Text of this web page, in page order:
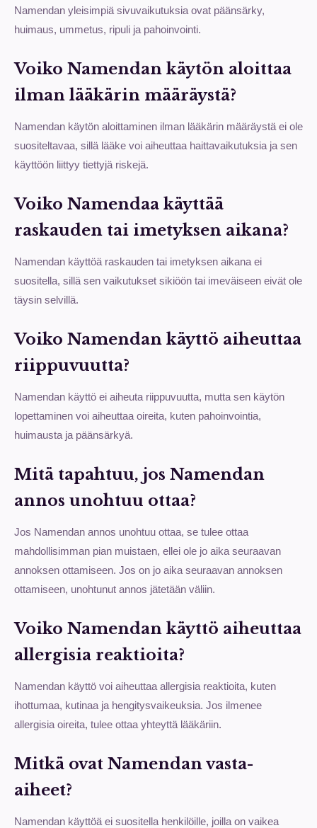
Namendan yleisimpiä sivuvaikutuksia ovat päänsärky,
huimaus, ummetus, ripuli ja pahoinvointi.
Voiko Namendan käytön aloittaa
ilman lääkärin määräystä?
Namendan käytön aloittaminen ilman lääkärin määräystä ei ole
suositeltavaa, sillä lääke voi aiheuttaa haittavaikutuksia ja sen
käyttöön liittyy tiettyjä riskejä.
Voiko Namendaa käyttää
raskauden tai imetyksen aikana?
Namendan käyttöä raskauden tai imetyksen aikana ei
suositella, sillä sen vaikutukset sikiöön tai imeväiseen eivät ole
täysin selvillä.
Voiko Namendan käyttö aiheuttaa
riippuvuutta?
Namendan käyttö ei aiheuta riippuvuutta, mutta sen käytön
lopettaminen voi aiheuttaa oireita, kuten pahoinvointia,
huimausta ja päänsärkyä.
Mitä tapahtuu, jos Namendan
annos unohtuu ottaa?
Jos Namendan annos unohtuu ottaa, se tulee ottaa
mahdollisimman pian muistaen, ellei ole jo aika seuraavan
annoksen ottamiseen. Jos on jo aika seuraavan annoksen
ottamiseen, unohtunut annos jätetään väliin.
Voiko Namendan käyttö aiheuttaa
allergisia reaktioita?
Namendan käyttö voi aiheuttaa allergisia reaktioita, kuten
ihottumaa, kutinaa ja hengitysvaikeuksia. Jos ilmenee
allergisia oireita, tulee ottaa yhteyttä lääkäriin.
Mitkä ovat Namendan vasta-
aiheet?
Namendan käyttöä ei suositella henkilöille, joilla on vaikea